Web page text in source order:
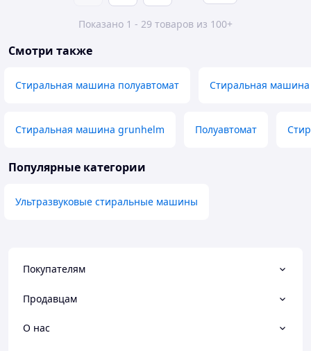
Показано 1 - 29 товаров из 100+
Смотри также
Стиральная машина полуавтомат Стиральная машина
Стиральная машина grunhelm Полуавтомат
Популярные категории
Ультразвуковые стиральные машины
Покупателям
Продавцам
О нас